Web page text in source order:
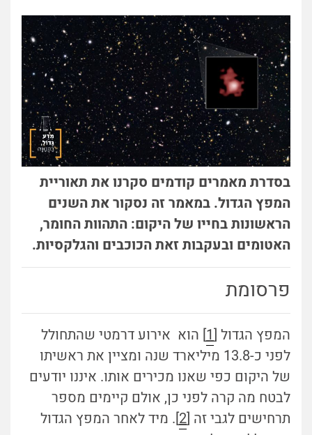
בסדרת מאמרים קודמים סקרנו את תאוריית
המפץ הגדול. במאמר זה נסקור את השנים
הראשונות בחייו של היקום: התהוות החומר,
האטומים ובעקבות זאת הכוכבים והגלקסיות.
פרסומת
המפץ הגדול [1] הוא אירוע דרמטי שהתחולל
לפני כ-13.8 מיליארד שנה ומציין את ראשיתו
של היקום כפי שאנו מכירים אותו. איננו יודעים
לבטח מה קרה לפני כן, אולם קיימים מספר
תרחישים לגבי זה [2]. מיד לאחר המפץ הגדול